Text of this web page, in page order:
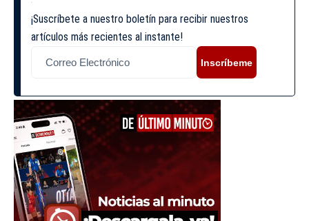
¡Suscríbete a nuestro boletín para recibir nuestros
artículos más recientes al instante!
Inscríbeme